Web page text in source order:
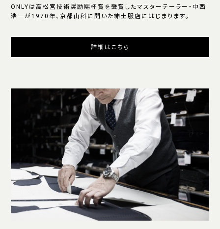
ONLYは高松宮技術奨励賜杯賞を受賞したマスターテーラー・中西
浩一が1970年、京都山科に開いた紳士服店にはじまります。
詳細はこちら